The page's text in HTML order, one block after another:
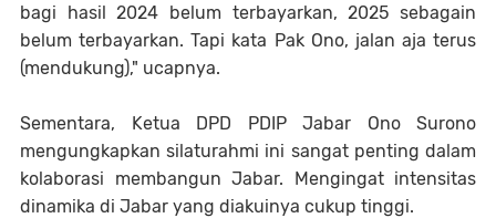
bagi hasil 2024 belum terbayarkan, 2025 sebagain
belum terbayarkan. Tapi kata Pak Ono, jalan aja terus
(mendukung)," ucapnya.
Sementara, Ketua DPD PDIP Jabar Ono Surono
mengungkapkan silaturahmi ini sangat penting dalam
kolaborasi membangun Jabar. Mengingat intensitas
dinamika di Jabar yang diakuinya cukup tinggi.